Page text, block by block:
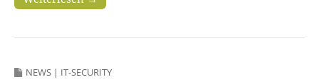
NEWS | IT-SECURITY